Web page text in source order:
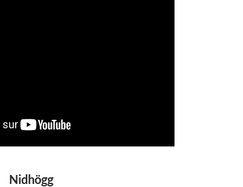
Nidhögg